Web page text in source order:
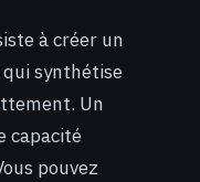
à créer un
synthétise
Un
capacité
pouvez